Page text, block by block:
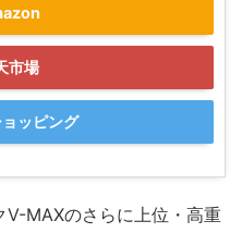
市場
ッピング
V-MAXのさらに上位・高重